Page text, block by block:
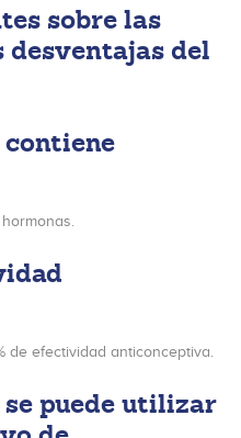
sobre las
desventajas del
contiene
de efectividad anticonceptiva.
se puede utilizar